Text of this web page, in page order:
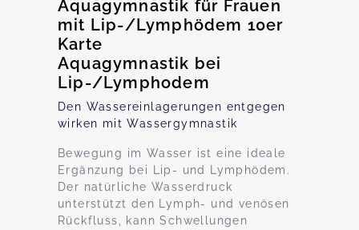
Aquagymnastik für Frauen
mit Lip-/Lymphödem 10er
Karte
Aquagymnastik bei
Lip-/Lymphodem
Den Wassereinlagerungen entgegen
wirken mit Wassergymnastik
Bewegung im Wasser ist eine ideale
Ergänzung bei Lip- und Lymphödem.
Der natürliche Wasserdruck
unterstützt den Lymph- und venösen
Rückfluss, kann Schwellungen